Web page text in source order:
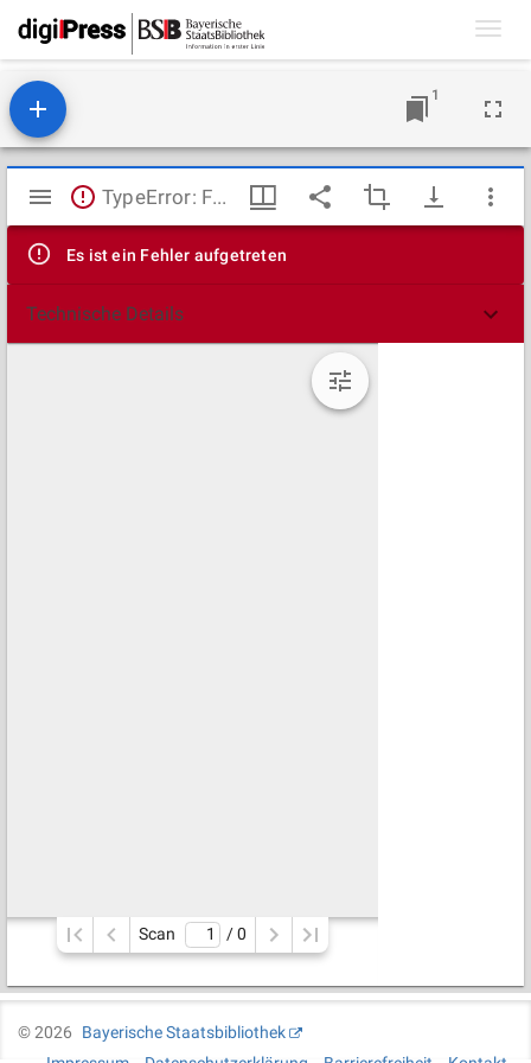
1
Mirador
Viewer
TypeError: Failed to fetch
Es ist ein Fehler aufgetreten
Technische Details
Scan / 0
©2026
Bayerische Staatsbibliothek